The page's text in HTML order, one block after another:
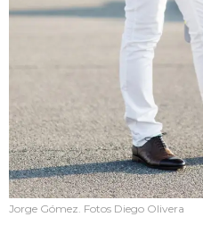
Jorge Gómez. Fotos Diego Olivera